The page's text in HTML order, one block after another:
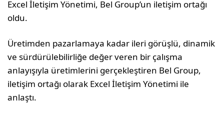
Excel İletişim Yönetimi, Bel Group’un iletişim ortağı
oldu.
Üretimden pazarlamaya kadar ileri görüşlü, dinamik
ve sürdürülebilirliğe değer veren bir çalışma
anlayışıyla üretimlerini gerçekleştiren Bel Group,
iletişim ortağı olarak Excel İletişim Yönetimi ile
anlaştı.